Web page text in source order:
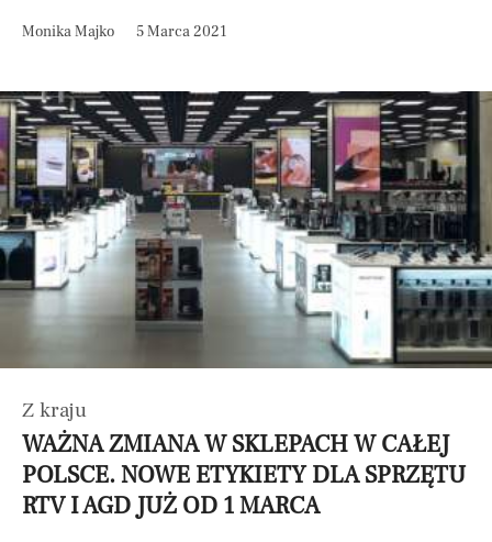
Monika Majko 5 Marca 2021
Z kraju
WAŻNA ZMIANA W SKLEPACH W CAŁEJ
POLSCE. NOWE ETYKIETY DLA SPRZĘTU
RTV I AGD JUŻ OD 1 MARCA